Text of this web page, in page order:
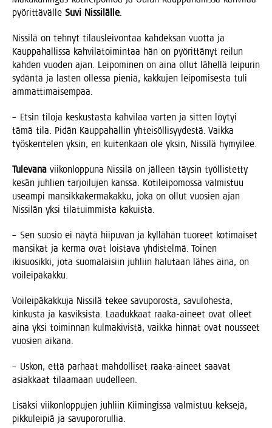
pyö­rit­tä­väl­le Suvi Nis­si­läl­le.
Nis­si­lä on teh­nyt tilaus­lei­von­taa kah­dek­san vuot­ta ja
Kaup­pa­hal­lis­sa kah­vi­la­toi­min­taa hän on pyö­rit­tä­nyt rei­lun
kah­den vuo­den ajan. Lei­po­mi­nen on aina ollut lähel­lä lei­pu­rin
sydän­tä ja las­ten olles­sa pie­niä, kak­ku­jen lei­po­mi­ses­ta tuli
ammattimaisempaa.
– Etsin tilo­ja kes­kus­tas­ta kah­vi­laa var­ten ja sit­ten löy­tyi
tämä tila. Pidän Kaup­pa­hal­lin yhtei­söl­li­syy­des­tä. Vaik­ka
työs­ken­te­len yksin, en kui­ten­kaan ole yksin, Nis­si­lä hymyilee.
Tule­va­na vii­kon­lop­pu­na Nis­si­lä on jäl­leen täy­sin työl­lis­tet­ty
kesän juh­lien tar­joi­lu­jen kans­sa. Koti­lei­po­mos­sa val­mis­tuu
useam­pi man­sik­ka­ker­ma­kak­ku, joka on ollut vuo­sien ajan
Nis­si­län yksi tila­tuim­mis­ta kakuista.
– Sen suo­sio ei näy­tä hii­pu­van ja kyl­lä­hän tuo­reet koti­mai­set
man­si­kat ja ker­ma ovat lois­ta­va yhdis­tel­mä. Toi­nen
iki­suo­sik­ki, jota suo­ma­lai­siin juh­liin halu­taan lähes aina, on
voileipäkakku.
Voi­lei­pä­kak­ku­ja Nis­si­lä tekee savu­po­ros­ta, savu­lo­hes­ta,
kin­kus­ta ja kas­vik­sis­ta. Laa­duk­kaat raa­ka-aineet ovat olleet
aina yksi toi­min­nan kul­ma­ki­vis­tä, vaik­ka hin­nat ovat nous­seet
vuo­sien aikana.
– Uskon, että par­haat mah­dol­li­set raa­ka-aineet saa­vat
asiak­kaat tilaa­maan uudelleen.
Lisäk­si vii­kon­lop­pu­jen juh­liin Kii­min­gis­sä val­mis­tuu kek­se­jä,
pik­ku­lei­piä ja savupororullia.